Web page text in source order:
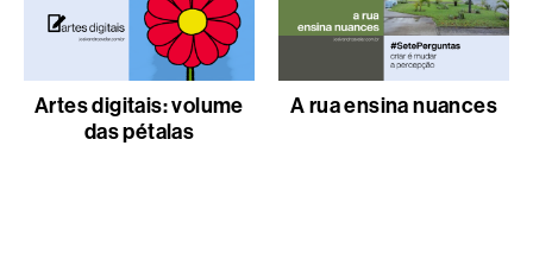
Artes digitais: volume
das pétalas
A rua ensina nuances